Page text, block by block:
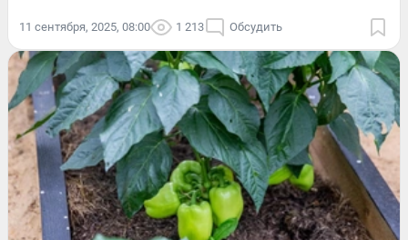
11 сентября, 2025, 08:00 1 213 Обсудить